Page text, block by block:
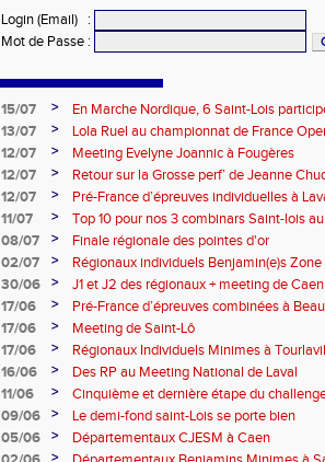
Login (Email)
:
Mot de Passe :
15/07 >
En Marche Nordique, 6 Saint-Lois
13/07
>
Lola Ruel au championnat de France
12/07
>
Meeting Evelyne Joannic à Fougères
12/07
>
Retour sur la Grosse perf’ de Jeanne
de l’Est Lyonnais
12/07 >
Pré-France d’épreuves individuelles à
11/07
>
Top 10 pour nos 3 combinars Saint-lois
d'EC à Aix-en-Provence
08/07 >
Finale régionale des pointes d'or
02/07
>
Régionaux individuels Benjamin(e)s
30/06
>
J1 et J2 des régionaux + meeting de Caen
17/06
>
Pré-France d’épreuves combinées à
17/06
>
Meeting de Saint-Lô
17/06
>
Régionaux Individuels Minimes à
16/06
>
Des RP au Meeting National de Laval
11/06
>
Cinquième et dernière étape du
09/06
>
Le demi-fond saint-Lois se porte bien
05/06
>
Départementaux CJESM à Caen
>